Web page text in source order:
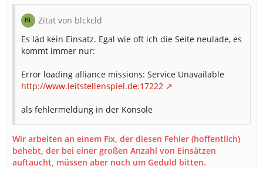
Zitat von blckcld
Es läd kein Einsatz. Egal wie oft ich die Seite neulade, es
kommt immer nur:
Error loading alliance missions: Service Unavailable
http://www.leitstellenspiel.de:17222
als fehlermeldung in der Konsole
Wir arbeiten an einem Fix, der diesen Fehler (hoffentlich)
behebt, der bei einer großen Anzahl von Einsätzen
auftaucht, müssen aber noch um Geduld bitten.